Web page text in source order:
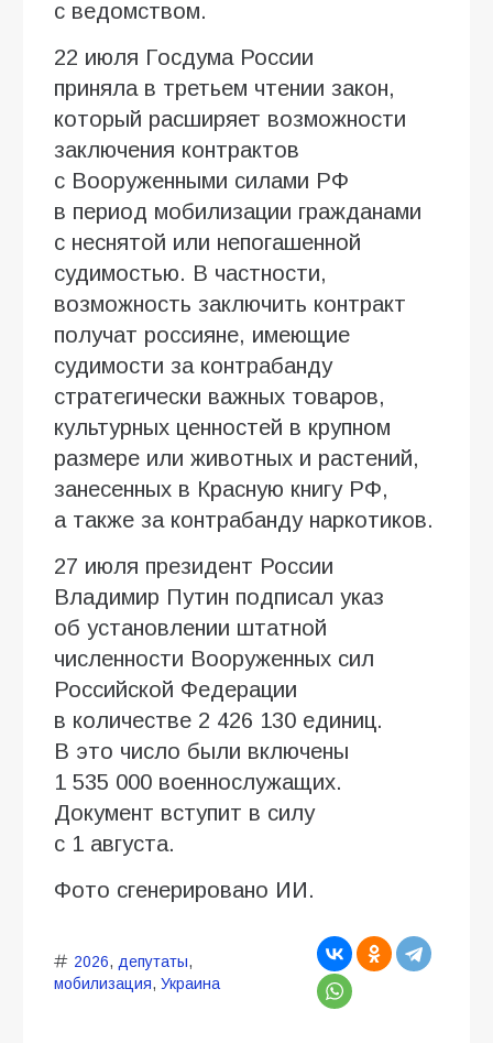
с ведомством.
22 июля Госдума России
приняла в третьем чтении закон,
который расширяет возможности
заключения контрактов
с Вооруженными силами РФ
в период мобилизации гражданами
с неснятой или непогашенной
судимостью. В частности,
возможность заключить контракт
получат россияне, имеющие
судимости за контрабанду
стратегически важных товаров,
культурных ценностей в крупном
размере или животных и растений,
занесенных в Красную книгу РФ,
а также за контрабанду наркотиков.
27 июля президент России
Владимир Путин подписал указ
об установлении штатной
численности Вооруженных сил
Российской Федерации
в количестве 2 426 130 единиц.
В это число были включены
1 535 000 военнослужащих.
Документ вступит в силу
с 1 августа.
Фото сгенерировано ИИ.
2026, депутаты,
мобилизация, Украина